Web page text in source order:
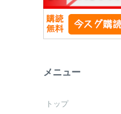
メニュー
トップ